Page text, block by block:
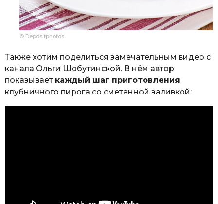
© Depositphotos
Также хотим поделиться замечательным видео с
канала Ольги Шобутинской. В нём автор
показывает каждый шаг приготовления
клубничного пирога со сметанной заливкой: